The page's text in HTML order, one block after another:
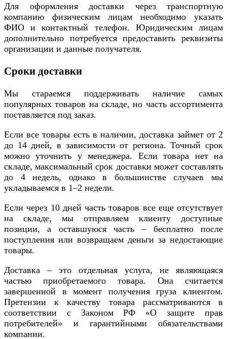
Для оформления доставки через транспортную
компанию физическим лицам необходимо указать
ФИО и контактный телефон. Юридическим лицам
дополнительно потребуется предоставить реквизиты
организации и данные получателя.
Сроки доставки
Мы стараемся поддерживать наличие самых
популярных товаров на складе, но часть ассортимента
поставляется под заказ.
Если все товары есть в наличии, доставка займет от 2
до 14 дней, в зависимости от региона. Точный срок
можно уточнить у менеджера. Если товара нет на
складе, максимальный срок доставки может составлять
до 4 недель, однако в большинстве случаев мы
укладываемся в 1–2 недели.
Если через 10 дней часть товаров все еще отсутствует
на складе, мы отправляем клиенту доступные
позиции, а оставшуюся часть – бесплатно после
поступления или возвращаем деньги за недостающие
товары.
Доставка – это отдельная услуга, не являющаяся
частью приобретаемого товара. Она считается
завершенной в момент получения груза клиентом.
Претензии к качеству товара рассматриваются в
соответствии с Законом РФ «О защите прав
потребителей» и гарантийными обязательствами
компании.